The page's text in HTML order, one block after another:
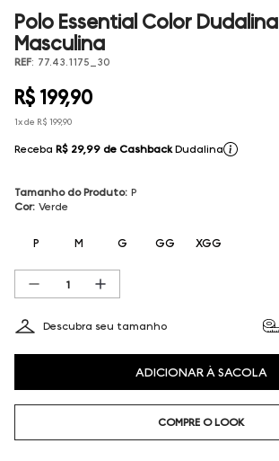
Polo Essential Color Dudalina
Masculina
REF: 77.43.1175_30
R$199,90
1x de R$ 199,90
Receba R$ 29,99 de Cashback Dudalina
Tamanho do Produto: P
Cor: Verde
P M G GG XGG
Descubra seu tamanho
ADICIONAR À SACOLA
COMPRE O LOOK